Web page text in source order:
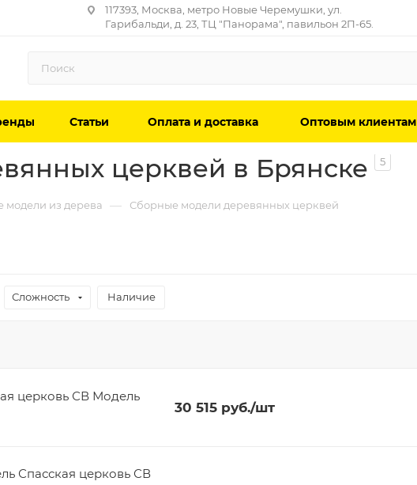
117393, Москва, метро Новые Черемушки, ул.
Гарибальди, д. 23, ТЦ "Панорама", павильон 2П-65.
Статьи Оплата и доставка Оптовым клиентам
церквей в Брянске 5
модели из дерева — Сборные модели деревянных церквей
Сложность Наличие
церковь СВ Модель
30 515руб./шт
Спасская церковь СВ